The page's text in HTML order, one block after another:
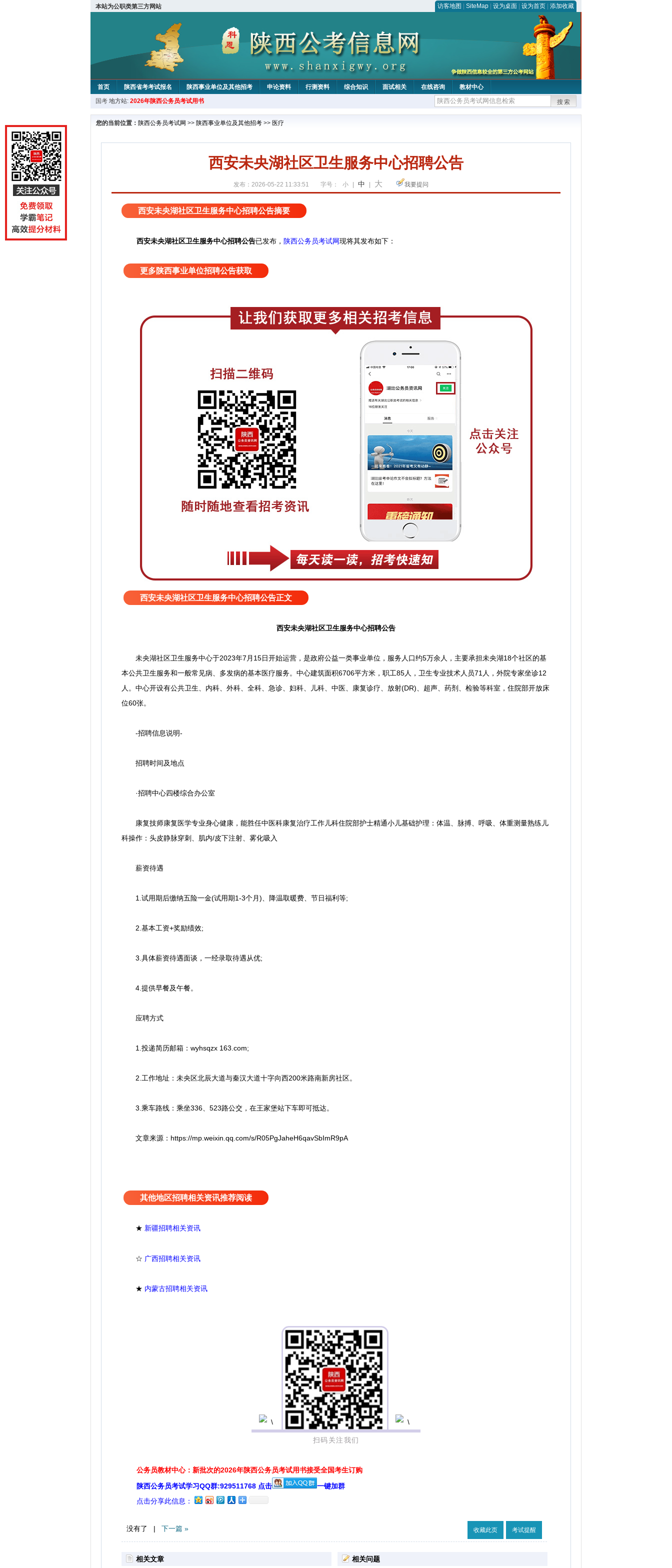
本站为公职类第三方网站 访客地图 SiteMap 设为桌面 设为首页 添加收藏
首页 陕西省考考试报名 陕西事业单位及其他招考 申论资料 行测资料 综合知识 面试相关 在线咨询
教材中心
国考 地方站: 2026年陕西公务员考试用书 搜索
您的当前位置： 陕西公务员考试网 >> 陕西事业单位及其他招考 >> 医疗
西安未央湖社区卫生服务中心招聘公告
发布：2026-05-22 11:33:51 字号： 小 中 大 我要提问
西安未央湖社区卫生服务中心招聘公告摘要
西安未央湖社区卫生服务中心招聘公告已发布， 陕西公务员考试网现将其发布如下：
更多陕西事业单位招聘公告获取
西安未央湖社区卫生服务中心招聘公告正文
西安未央湖社区卫生服务中心招聘公告
未央湖社区卫生服务中心于2023年7月15日开始运营，是政府公益一类事业单位，服务人口约5万余人，主要承担未央湖18个社区的基
本公共卫生服务和一般常见病、多发病的基本医疗服务。中心建筑面积6706平方米，职工85人，卫生专业技术人员71人，外院专家坐诊12
人。中心开设有公共卫生、内科、外科、全科、急诊、妇科、儿科、中医、康复诊疗、放射(DR)、超声、药剂、检验等科室，住院部开放床
位60张。
-招聘信息说明-
招聘时间及地点
·招聘中心四楼综合办公室
康复技师康复医学专业身心健康，能胜任中医科康复治疗工作儿科住院部护士精通小儿基础护理：体温、脉搏、呼吸、体重测量熟练儿
科操作：头皮静脉穿刺、肌内/皮下注射、雾化吸入
薪资待遇
1.试用期后缴纳五险一金(试用期1-3个月)、降温取暖费、节日福利等;
2.基本工资+奖励绩效;
3.具体薪资待遇面谈，一经录取待遇从优;
4.提供早餐及午餐。
应聘方式
1.投递简历邮箱：wyhsqzx 163.com;
2.工作地址：未央区北辰大道与秦汉大道十字向西200米路南新房社区。
3.乘车路线：乘坐336、523路公交，在王家堡站下车即可抵达。
文章来源：https://mp.weixin.qq.com/s/R05PgJaheH6qavSbImR9pA
其他地区招聘相关资讯推荐阅读
★ 新疆招聘相关资讯
☆ 广西招聘相关资讯
★ 内蒙古招聘相关资讯
扫码关注我们
公务员教材中心：新批次的2026年陕西公务员考试用书接受全国考生订购
陕西公务员考试学习QQ群:929511768 点击
一键加群
点击分享此信息：
没有了 | 下一篇 » 收藏此页 考试提醒
相关文章 相关问题